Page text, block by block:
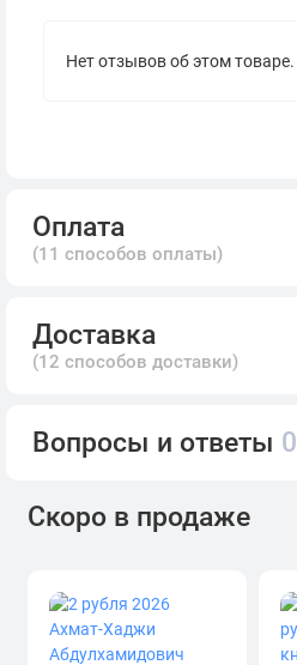
Нет отзывов об этом товаре.
Оплата
(11 способов оплаты)
Доставка
(12 способов доставки)
Вопросы и ответы 0
Скоро в продаже